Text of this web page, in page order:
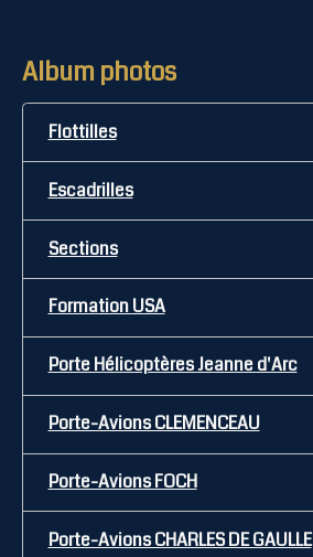
Album photos
Flottilles
Escadrilles
Sections
Formation USA
Porte Hélicoptères Jeanne d'Arc
Porte-Avions CLEMENCEAU
Porte-Avions FOCH
Porte-Avions CHARLES DE GAULLE